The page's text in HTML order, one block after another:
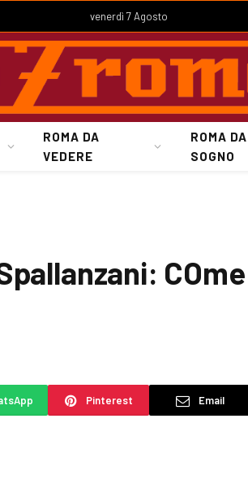
venerdì 7 Agosto
ROMA DA
VEDERE
ROMA DA
SOGNO
COme
Pinterest Email